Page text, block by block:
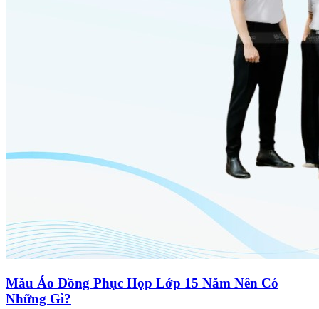
Mẫu Áo Đồng Phục Họp Lớp 15 Năm Nên Có
Những Gì?